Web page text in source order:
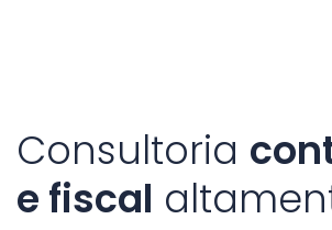
Consultoria
e fiscal